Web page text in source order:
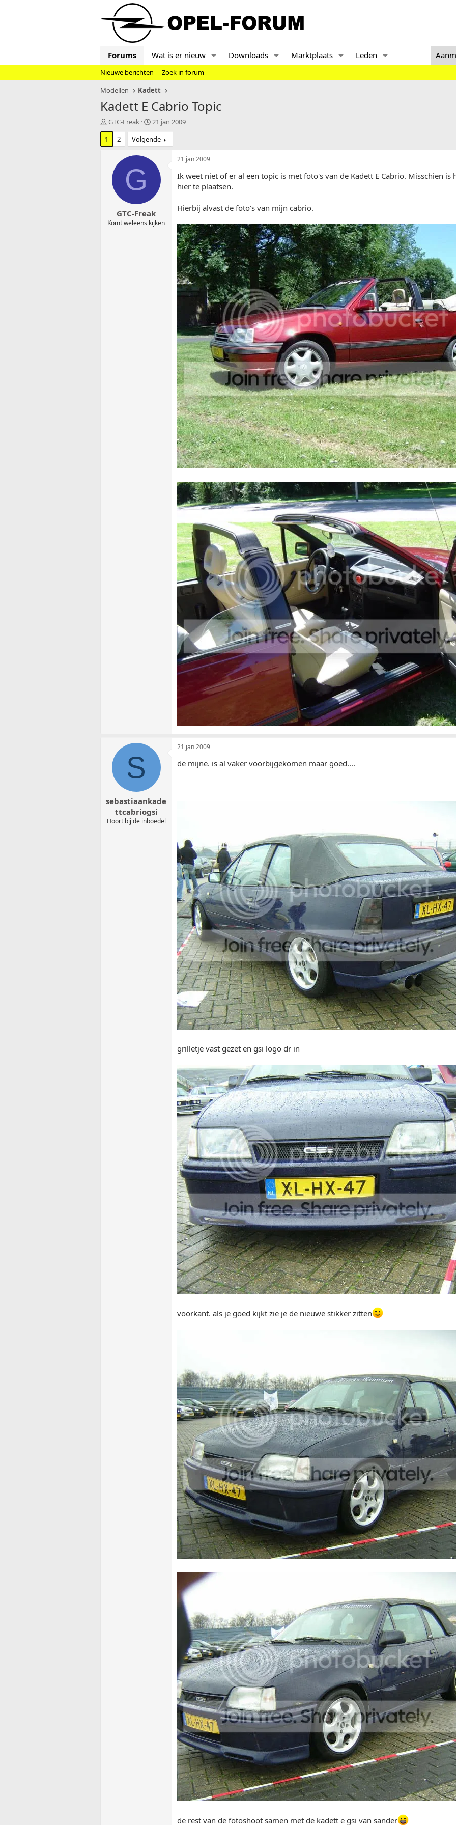
Forums Wat is er nieuw Downloads Marktplaats Leden
Nieuwe berichten
Zoek in forum
Modellen
Kadett
Kadett E Cabrio Topic
T
o
i
r
GTC-Freak
S
a
r
d
u
21 jan 2009
1
2 Volgende
G
GTC-Freak
Komt weleens kijken
21 jan 2009
Ik weet niet of er al een topic is met foto's van de Kadett E Cabrio. Misschien
hier te plaatsen.
Hierbij alvast de foto's van mijn cabrio.
S
sebastiaankade
ttcabriogsi
Hoort bij de inboedel
21 jan 2009
de mijne. is al vaker voorbijgekomen maar goed....
grilletje vast gezet en gsi logo dr in
voorkant. als je goed kijkt zie je de nieuwe stikker zitten
de rest van de fotoshoot samen met de kadett e gsi van sander